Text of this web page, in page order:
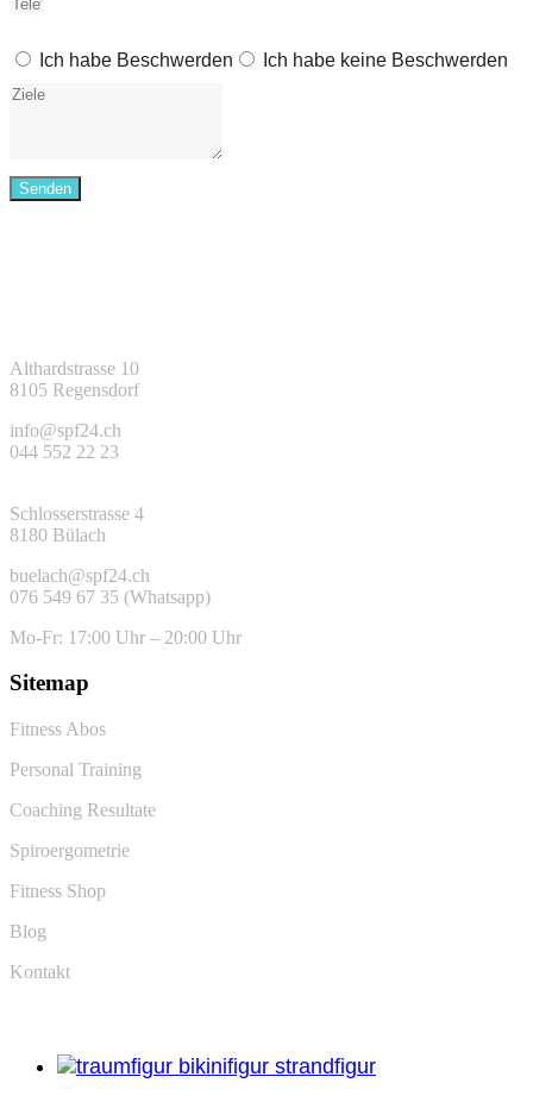
Ich habe Beschwerden Ich habe keine Beschwerden
Senden
Althardstrasse 10
8105 Regensdorf
info@spf24.ch
044 552 22 23
Schlosserstrasse 4
8180 Bülach
buelach@spf24.ch
076 549 67 35 (Whatsapp)
Mo-Fr: 17:00 Uhr – 20:00 Uhr
Sitemap
Fitness Abos
Personal Training
Coaching Resultate
Spiroergometrie
Fitness Shop
Blog
Kontakt